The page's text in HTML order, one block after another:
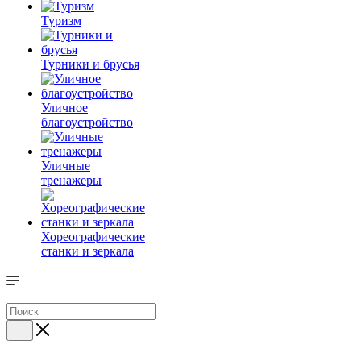
Туризм
Турники и брусья
Уличное
благоустройство
Уличные
тренажеры
Хореографические
станки и зеркала